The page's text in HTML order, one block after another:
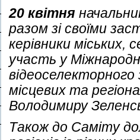
20 квітня
разом зі своїми
керівники міських,
участь у
відеоселекторного
місцевих та
Володимиру
Також до Саміту